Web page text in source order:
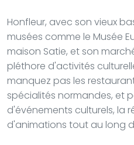
Honfleur, avec son vieux
musées comme le Musée
maison Satie, et son
pléthore d'activités
manquez pas les
spécialités normandes, et
d'événements culturels, la
d'animations tout au long